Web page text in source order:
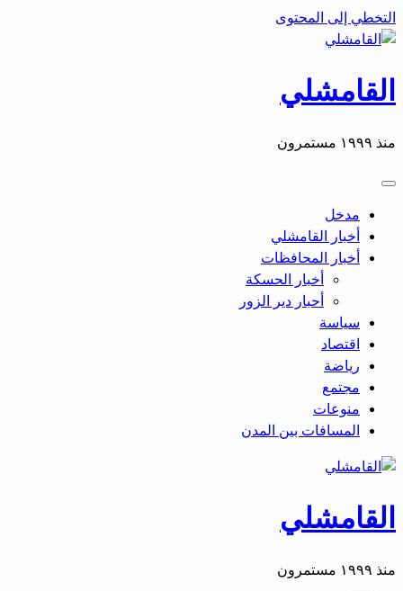
التخطي إلى المحتوى
القامشلي
منذ ١٩٩٩ مستمرون
مدخل
أخبار القامشلي
أخبار المحافظات
أخبار الحسكة
أحبار دير الزور
سياسة
اقتصاد
رياضة
مجتمع
منوعات
المسافات بين المدن
القامشلي
منذ ١٩٩٩ مستمرون